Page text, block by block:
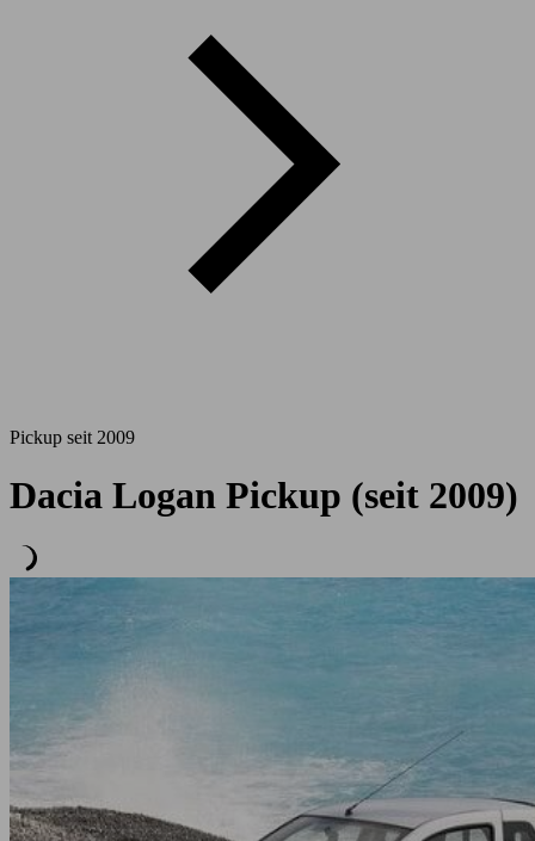
Pickup seit 2009
Dacia Logan Pickup (seit 2009)